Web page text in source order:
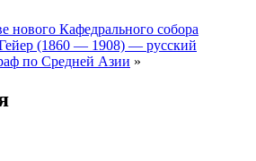
нового Кафедрального собора
(1860 — 1908) — русский
по Средней Азии »